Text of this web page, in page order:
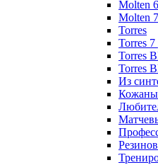
Molten
Molten
Torres
Torres 7
Torres
Torres
Из